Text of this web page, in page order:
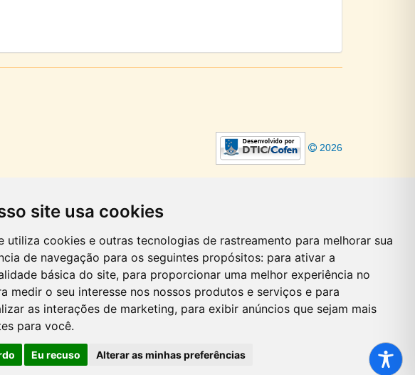
site usa cookies
utiliza cookies e outras tecnologias de rastreamento para melhorar sua
de navegação para os seguintes propósitos: para ativar a
básica do site, para proporcionar uma melhor experiência no
medir o seu interesse nos nossos produtos e serviços e para
as interações de marketing, para exibir anúncios que sejam mais
para você.
Eu recuso Alterar as minhas preferências
2026